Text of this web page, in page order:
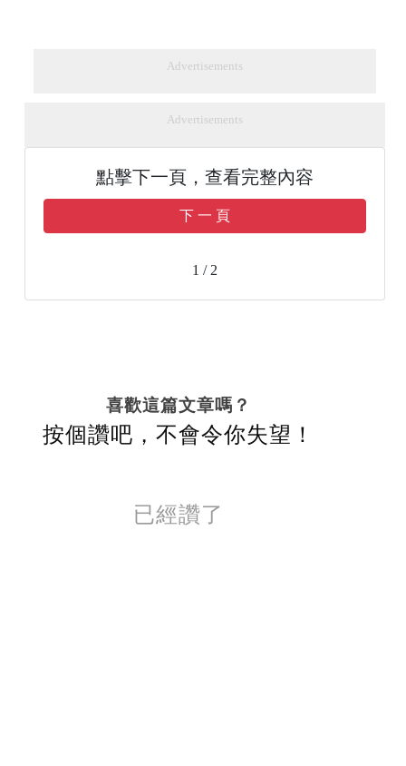
Advertisements
Advertisements
點擊下一頁，查看完整內容
下 一 頁
1 / 2
喜歡這篇文章嗎？
按個讚吧，不會令你失望！
已經讚了